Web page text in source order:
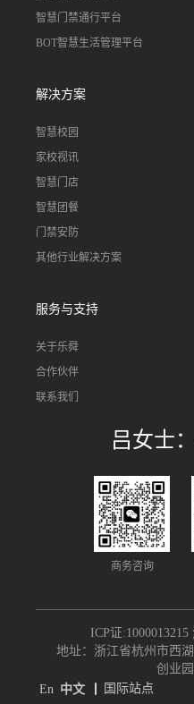
智慧门禁通行平台
BOT智慧生活管理平台
解决方案
智慧校园
家校视讯
智慧门店
智慧团餐
门禁安防
其他行业解决方案
服务与支持
关于乐舜
合作伙伴
联系我们
吕女士
商务咨询
ICP证:1000013215
地址：浙江省杭州市西
创业
En 中文 国际站点